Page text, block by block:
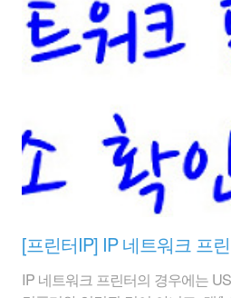
렇지 않고, 기본적으로 달려 있는
좁은 경우 프린터를 추가로 설치
분히 프린트를 할 수 있기 때문에
다. 그래서 똘82닷컴
다. 기존의 일반적인 프린터 설치
어렵지 않을 것이다. 복사기..
IP 네트워크 프린터의 경우에는